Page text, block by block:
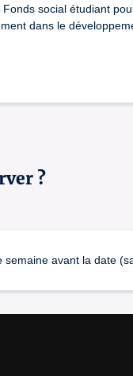
social étudiant
dans le
?
avant la date